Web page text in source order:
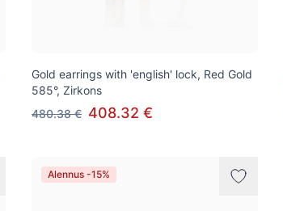
Gold earrings with 'english' lock, Red Gold
585°, Zirkons
480.38 € 408.32 €
Alennus -15%